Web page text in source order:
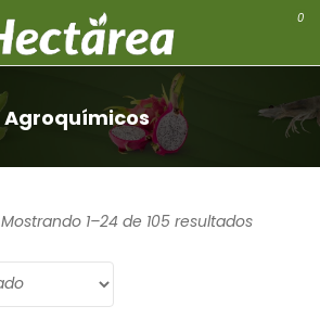
0
Agroquímicos
Mostrando 1–24 de 105 resultados